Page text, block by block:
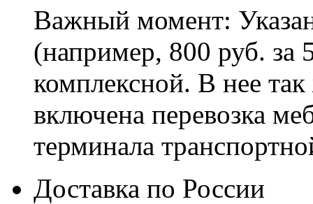
Важный момент:
(например, 800 руб. за
комплексной. В нее
включена перевозка
терминала
Доставка по России